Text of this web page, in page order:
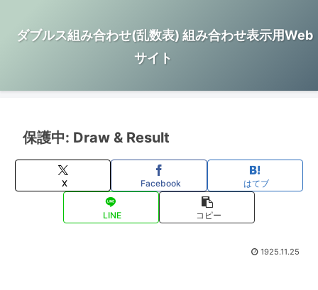
ダブルス組み合わせ(乱数表) 組み合わせ表示用Web
サイト
保護中: Draw & Result
X Facebook はてブ
LINE コピー
1925.11.25